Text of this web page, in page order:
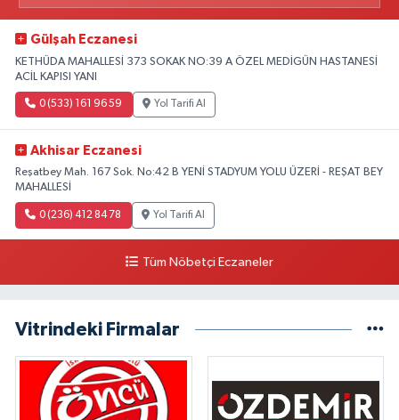
Gülşah Eczanesi
KETHÜDA MAHALLESİ 373 SOKAK NO:39 A ÖZEL MEDİGÜN HASTANESİ
ACİL KAPISI YANI
0 (533) 161 96 59 Yol Tarifi Al
Akhisar Eczanesi
Reşatbey Mah. 167 Sok. No:42 B YENİ STADYUM YOLU ÜZERİ - REŞAT BEY
MAHALLESİ
0 (236) 412 84 78 Yol Tarifi Al
Tüm Nöbetçi Eczaneler
Vitrindeki Firmalar